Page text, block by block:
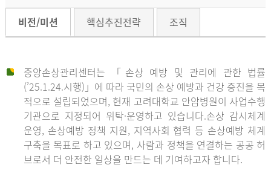
비전/미션 핵심추진전략 조직
중앙손상관리센터는 「손상 예방 및 관리에 관한 법률
(’25.1.24.시행)」에 따라 국민의 손상 예방과 건강 증진을 목
적으로 설립되었으며, 현재 고려대학교 안암병원이 사업수행
기관으로 지정되어 위탁·운영하고 있습니다.손상 감시체계
운영, 손상예방 정책 지원, 지역사회 협력 등 손상예방 체계
구축을 목표로 하고 있으며, 사람과 정책을 연결하는 공공 허
브로서 더 안전한 일상을 만드는 데 기여하고자 합니다.